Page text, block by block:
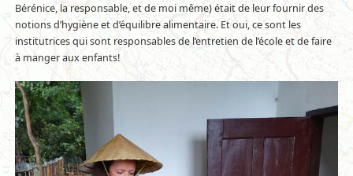
Bérénice, la responsable, et de moi même) était de leur fournir des
notions d’hygiène et d’équilibre alimentaire. Et oui, ce sont les
institutrices qui sont responsables de l’entretien de l’école et de faire
à manger aux enfants!